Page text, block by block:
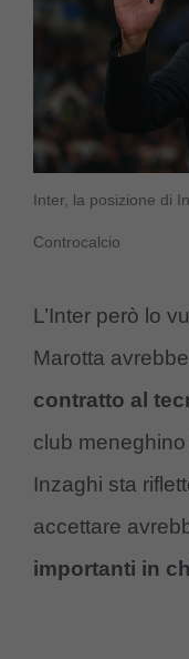
Inter, la posizione di
Controcalcio
L’Inter però lo
Marotta avrebbe
contratto al
club
Inzaghi sta
accettare
importanti in